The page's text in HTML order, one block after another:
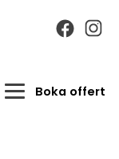
Boka offert